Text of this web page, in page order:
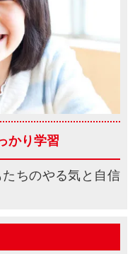
かり学習
ちのやる気と自信